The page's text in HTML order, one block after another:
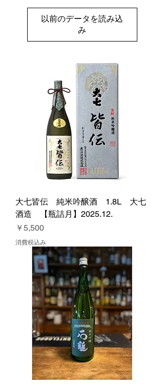
以前のデータを読み込
み
大七皆伝 純米吟醸酒 1.8L 大七
酒造 【瓶詰月】2025.12.
価格
￥5,500
消費税込み